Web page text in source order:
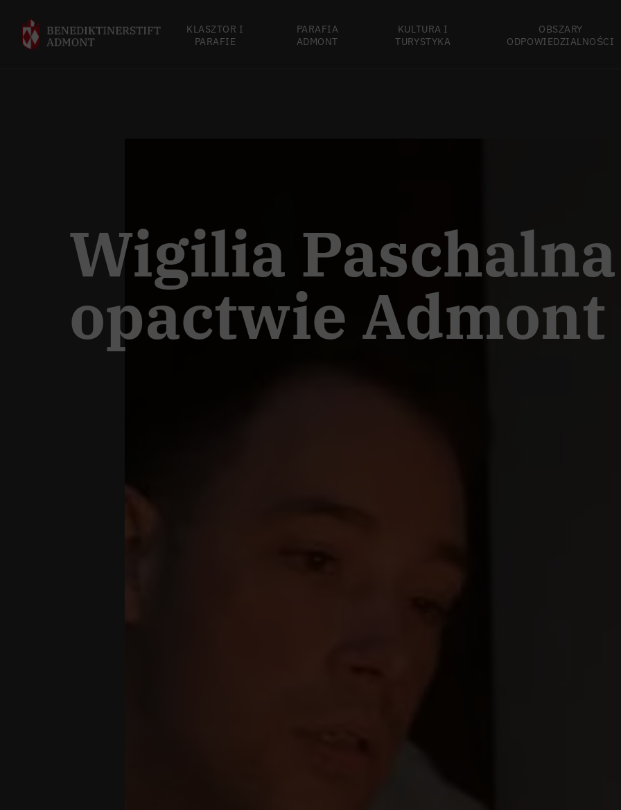
KLASZTOR I
PARAFIE
PARAFIA
ADMONT
KULTURA I
TURYSTYKA
OBSZARY
ODPOWIEDZIALNOŚCI
Wigilia
opactwie Admont